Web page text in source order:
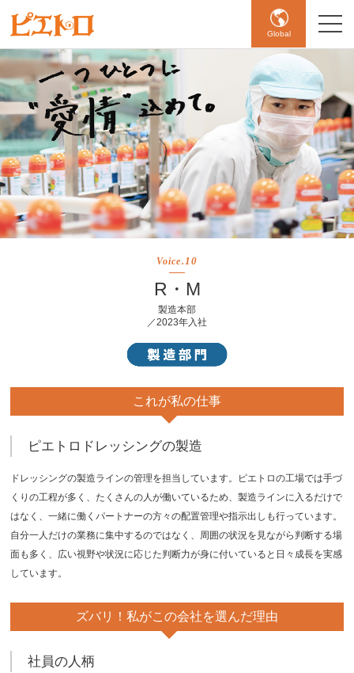
Global
Voice. 10
R・M
製造本部
／2023年入社
これが私の仕事
ピエトロドレッシングの製造
ドレッシングの製造ラインの管理を担当しています。ピエトロの工場では手づ
くりの工程が多く、たくさんの人が働いているため、製造ラインに入るだけで
はなく、一緒に働くパートナーの方々の配置管理や指示出しも行っています。
自分一人だけの業務に集中するのではなく、周囲の状況を見ながら判断する場
面も多く、広い視野や状況に応じた判断力が身に付いていると日々成長を実感
しています。
ズバリ！ 私がこの会社を選んだ理由
社員の人柄